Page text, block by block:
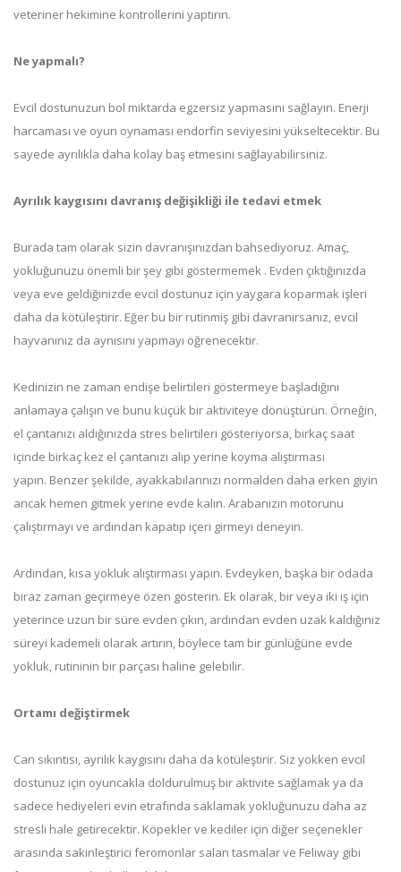
veteriner hekimine kontrollerini yaptırın.
Ne yapmalı?
Evcil dostunuzun bol miktarda egzersiz yapmasını sağlayın. Enerji
harcaması ve oyun oynaması endorfin seviyesini yükseltecektir. Bu
sayede ayrılıkla daha kolay baş etmesini sağlayabilirsiniz.
Ayrılık kaygısını davranış değişikliği ile tedavi etmek
Burada tam olarak sizin davranışınızdan bahsediyoruz. Amaç,
yokluğunuzu önemli bir şey gibi göstermemek . Evden çıktığınızda
veya eve geldiğinizde evcil dostunuz için yaygara koparmak işleri
daha da kötüleştirir. Eğer bu bir rutinmiş gibi davranırsanız, evcil
hayvanınız da aynısını yapmayı öğrenecektir.
Kedinizin ne zaman endişe belirtileri göstermeye başladığını
anlamaya çalışın ve bunu küçük bir aktiviteye dönüştürün. Örneğin,
el çantanızı aldığınızda stres belirtileri gösteriyorsa, birkaç saat
içinde birkaç kez el çantanızı alıp yerine koyma alıştırması
yapın. Benzer şekilde, ayakkabılarınızı normalden daha erken giyin
ancak hemen gitmek yerine evde kalın. Arabanızın motorunu
çalıştırmayı ve ardından kapatıp içeri girmeyi deneyin.
Ardından, kısa yokluk alıştırması yapın. Evdeyken, başka bir odada
biraz zaman geçirmeye özen gösterin. Ek olarak, bir veya iki iş için
yeterince uzun bir süre evden çıkın, ardından evden uzak kaldığınız
süreyi kademeli olarak artırın, böylece tam bir günlüğüne evde
yokluk, rutininin bir parçası haline gelebilir.
Ortamı değiştirmek
Can sıkıntısı, ayrılık kaygısını daha da kötüleştirir. Siz yokken evcil
dostunuz için oyuncakla doldurulmuş bir aktivite sağlamak ya da
sadece hediyeleri evin etrafında saklamak yokluğunuzu daha az
stresli hale getirecektir. Köpekler ve kediler için diğer seçenekler
arasında sakinleştirici feromonlar salan tasmalar ve Feliway gibi